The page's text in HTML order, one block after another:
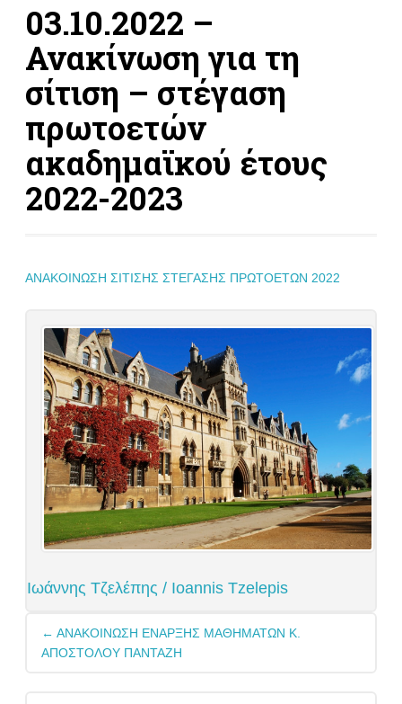
03.10.2022 –
Ανακίνωση για τη
σίτιση – στέγαση
πρωτοετών
ακαδημαϊκού έτους
2022-2023
ΑΝΑΚΟΙΝΩΣΗ ΣΙΤΙΣΗΣ ΣΤΕΓΑΣΗΣ ΠΡΩΤΟΕΤΩΝ 2022
Ιωάννης Τζελέπης / Ioannis Tzelepis
Post
navigation
← ΑΝΑΚΟΙΝΩΣΗ ΕΝΑΡΞΗΣ ΜΑΘΗΜΑΤΩΝ Κ.
ΑΠΟΣΤΟΛΟΥ ΠΑΝΤΑΖΗ